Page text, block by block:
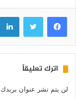
فيسبوك تويتر
اترك تعليقاً
لن يتم نشر عنوان بريدك